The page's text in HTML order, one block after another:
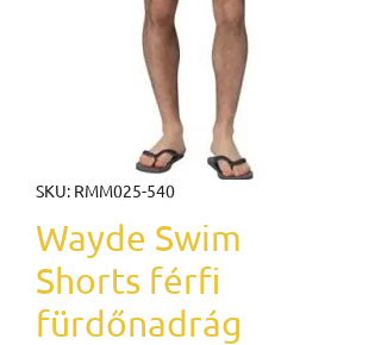
SKU: RMM025-540
Wayde Swim
Shorts férfi
fürdőnadrág